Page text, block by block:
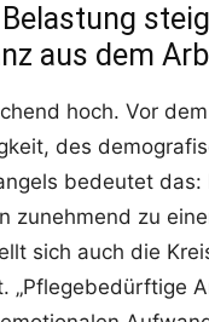
aus dem
hoch. Vor
des
bedeutet
zunehmend zu
sich auch die
„Pflegebedürftige